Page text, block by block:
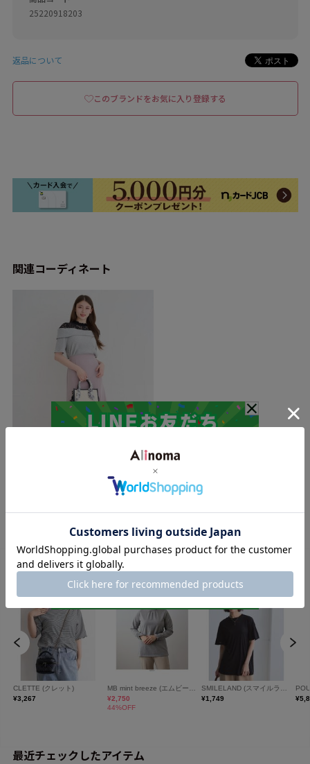
25220918203
返品について
このブランドをお気に入り登録する
関連コーディネート
最近チェックしたアイテム